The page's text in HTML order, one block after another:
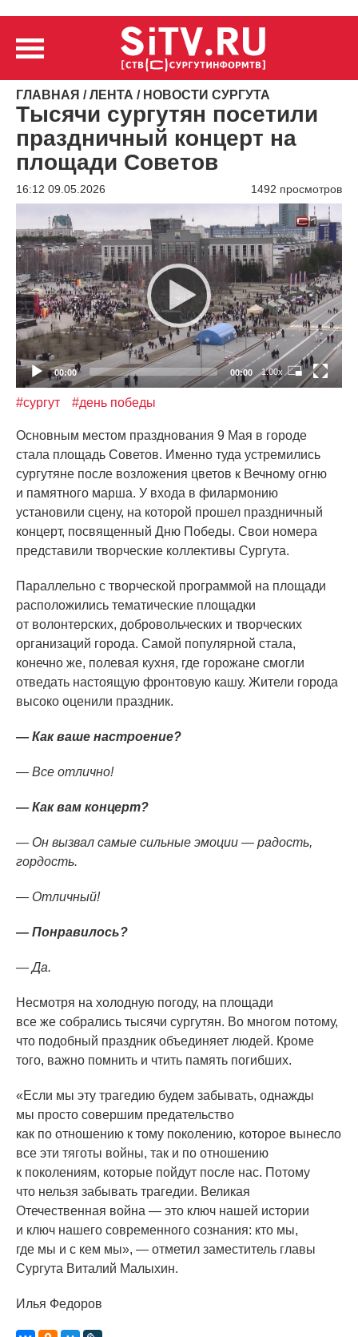
ГЛАВНАЯ /ЛЕНТА / НОВОСТИ СУРГУТА
Тысячи сургутян посетили
праздничный концерт на
площади Советов
16:12 09.05.2026 1492 просмотров
00:00 00:00 1.00x
#сургут #день победы
Основным местом празднования 9 Мая в городе
стала площадь Советов. Именно туда устремились
сургутяне после возложения цветов к Вечному огню
и памятного марша. У входа в филармонию
установили сцену, на которой прошел праздничный
концерт, посвященный Дню Победы. Свои номера
представили творческие коллективы Сургута.
Параллельно с творческой программой на площади
расположились тематические площадки
от волонтерских, добровольческих и творческих
организаций города. Самой популярной стала,
конечно же, полевая кухня, где горожане смогли
отведать настоящую фронтовую кашу. Жители города
высоко оценили праздник.
— Как ваше настроение?
— Все отлично!
— Как вам концерт?
— Он вызвал самые сильные эмоции — радость,
гордость.
— Отличный!
— Понравилось?
— Да.
Несмотря на холодную погоду, на площади
все же собрались тысячи сургутян. Во многом потому,
что подобный праздник объединяет людей. Кроме
того, важно помнить и чтить память погибших.
«Если мы эту трагедию будем забывать, однажды
мы просто совершим предательство
как по отношению к тому поколению, которое вынесло
все эти тяготы войны, так и по отношению
к поколениям, которые пойдут после нас. Потому
что нельзя забывать трагедии. Великая
Отечественная война — это ключ нашей истории
и ключ нашего современного сознания: кто мы,
где мы и с кем мы», — отметил заместитель главы
Сургута Виталий Малыхин.
Илья Федоров